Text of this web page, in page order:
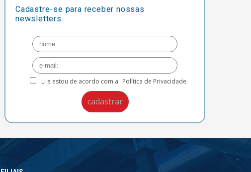
Cadastre-se para receber nossas
newsletters.
Li e estou de acordo com a Política de Privacidade.